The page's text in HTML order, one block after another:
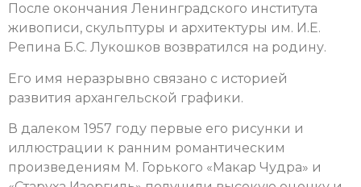
После окончания Ленинградского института
живописи, скульптуры и архитектуры им. И.Е.
Репина Б.С. Лукошков возвратился на родину.
Его имя неразрывно связано с историей
развития архангельской графики.
В далеком 1957 году первые его рисунки и
иллюстрации к ранним романтическим
произведениям М. Горького «Макар Чудра» и